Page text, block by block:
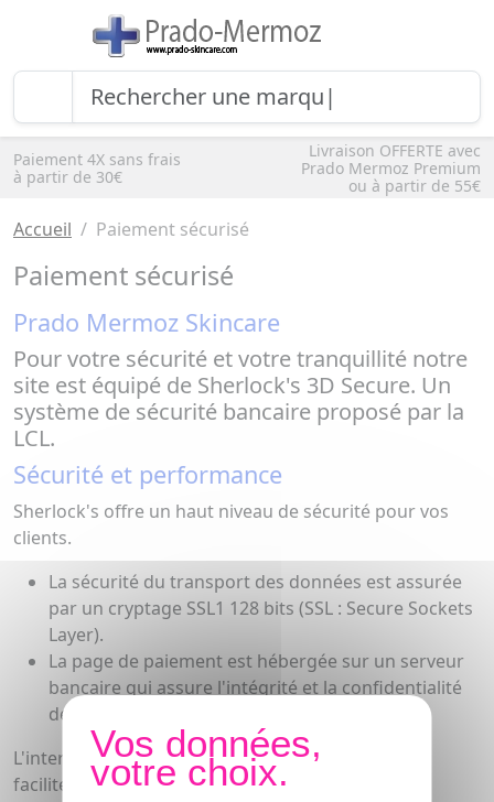
Paiement 4X sans frais
à partir de 30€
Livraison OFFERTE avec
Prado Mermoz Premium
ou à partir de 55€
Accueil Paiement sécurisé
Paiement sécurisé
Prado Mermoz Skincare
Pour votre sécurité et votre tranquillité notre
site est équipé de Sherlock's 3D Secure. Un
système de sécurité bancaire proposé par la
LCL.
Sécurité et performance
Sherlock's offre un haut niveau de sécurité pour vos
clients.
La sécurité du transport des données est assurée
par un cryptage SSL1 128 bits (SSL : Secure Sockets
Layer).
La page de paiement est hébergée sur un serveur
bancaire qui assure l'intégrité et la confidentialité
des données recueillies.
L'internaute est dans un espace de confiance qui
facilitera sa décision d'achat en ligne.